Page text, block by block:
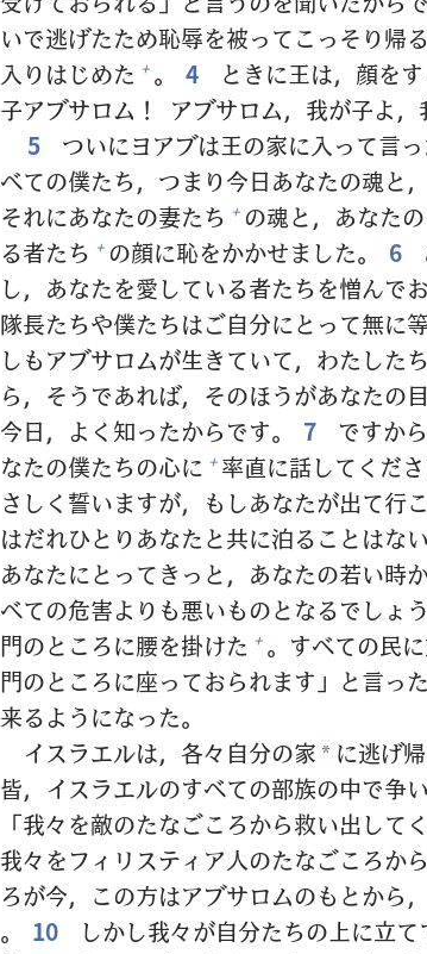
いで逃げたため恥辱を被ってこっそり帰
入りはじめた + 。 4 ときに王は， 顔を
子アブサロム！ アブサロム， 我が子よ，
5
ついにヨアブは王の家に入って言
べての僕たち，つまり今日あなたの魂と
それにあなたの妻たち + の魂と，あなた
る者たち + の顔に恥をかかせました。 6
し，あなたを愛している者たちを憎んで
隊長たちや僕たちはご自分にとって無に等
しもアブサロムが生きていて，わたしたち
ら，そうであれば，そのほうがあなたの目
今日，よく 知ったからです。 7 ですから
なたの僕たちの心に + 率直に話してくだ
さしく 誓いますが，もしあなたが出て行
はだれひとりあなたと共に泊ることはな
あなたにとってきっと，あなたの若い時
べての危害よりも悪いものとなるでしょう
門のところに腰を掛けた + 。すべての民に
門のところに座っておられます」と言っ
来るようになった。
イスラエルは， 各々 自分の家 * に逃げ帰
皆，イスラエルのすべての部族の中で争
「我々を敵のたなごころから救い出して
我々をフィリスティア人のたなごころから
ろが今，この方はアブサロムのもとから
。 10 しかし我々が自分たちの上に立て